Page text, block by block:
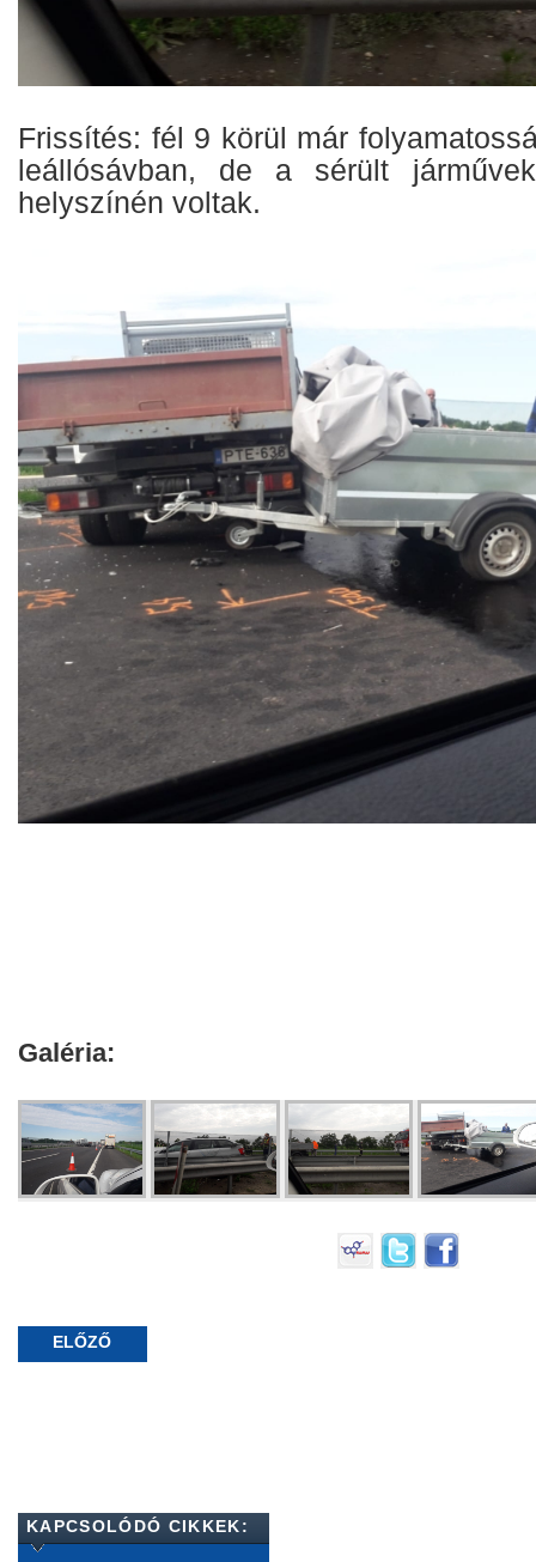
Frissítés: fél 9 körül már
leállósávban, de a sérült
helyszínén voltak.
Galéria:
ELŐZŐ
KAPCSOLÓDÓ CIKKEK: